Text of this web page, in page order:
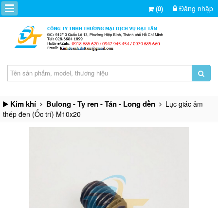
(0) Đăng nhập
Kim khí Bulong - Ty ren - Tán - Long đền
Lục giác âm
thép đen (Ốc trí) M10x20